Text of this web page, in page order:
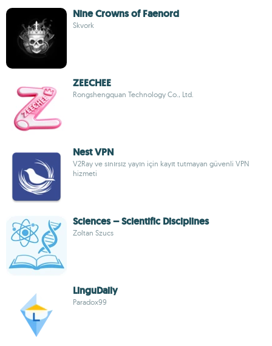
Nine Crowns of Faenord
Skvork
ZEECHEE
Rongshengquan Technology Co., Ltd.
Nest VPN
V2Ray ve sınırsız yayın için kayıt tutmayan güvenli VPN
hizmeti
Sciences – Scientific Disciplines
Zoltan Szucs
LinguDaily
Paradox99